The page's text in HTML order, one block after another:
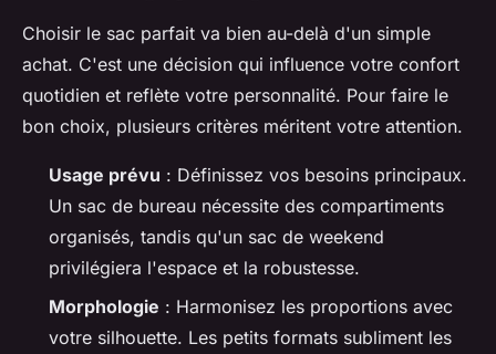
Choisir le sac parfait va bien au-delà d'un simple
achat. C'est une décision qui influence votre confort
quotidien et reflète votre personnalité. Pour faire le
bon choix, plusieurs critères méritent votre attention.
Usage prévu : Définissez vos besoins principaux.
Un sac de bureau nécessite des compartiments
organisés, tandis qu'un sac de weekend
privilégiera l'espace et la robustesse.
Morphologie : Harmonisez les proportions avec
votre silhouette. Les petits formats subliment les